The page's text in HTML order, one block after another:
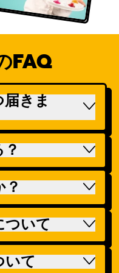
FAQ
届きま
？
？
ついて
いて